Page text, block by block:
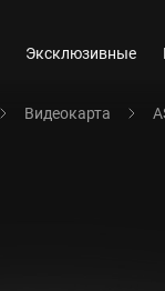
Эксклюзивные
Видеокарта